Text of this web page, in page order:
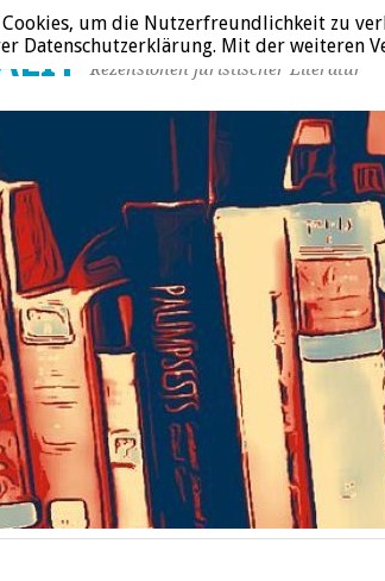
Rezensionen juristischer Literatur
Cookies, um die Nutzerfreundlichkeit zu
Datenschutzerklärung. Mit der weiteren